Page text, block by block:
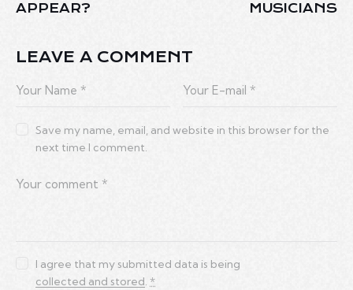
APPEAR?
MUSICIANS
LEAVE A COMMENT
Save my name, email, and website in this browser for the
next time I comment.
I agree that my submitted data is being
collected and stored.*